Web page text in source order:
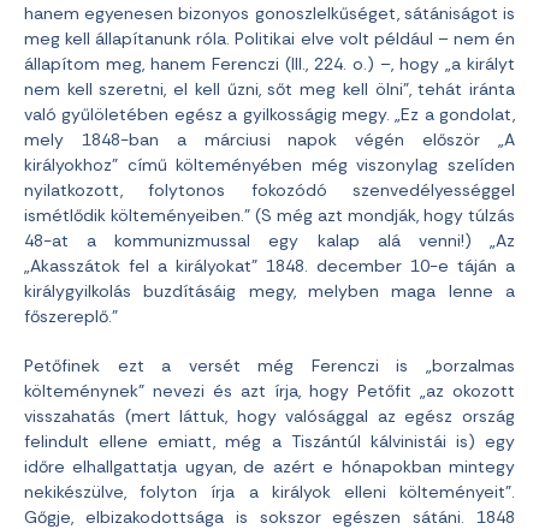
hanem egyenesen bizonyos gonoszlelkűséget, sátániságot is
meg kell állapítanunk róla. Politikai elve volt például – nem én
állapítom meg, hanem Ferenczi (III., 224. o.) –, hogy „a királyt
nem kell szeretni, el kell űzni, sőt meg kell ölni”, tehát iránta
való gyűlöletében egész a gyilkosságig megy. „Ez a gondolat,
mely 1848-ban a márciusi napok végén először „A
királyokhoz” című költeményében még viszonylag szelíden
nyilatkozott, folytonos fokozódó szenvedélyességgel
ismétlődik költeményeiben.” (S még azt mondják, hogy túlzás
48-at a kommunizmussal egy kalap alá venni!) „Az
„Akasszátok fel a királyokat” 1848. december 10-e táján a
királygyilkolás buzdításáig megy, melyben maga lenne a
főszereplő.”
Petőfinek ezt a versét még Ferenczi is „borzalmas
költeménynek” nevezi és azt írja, hogy Petőfit „az okozott
visszahatás (mert láttuk, hogy valósággal az egész ország
felindult ellene emiatt, még a Tiszántúl kálvinistái is) egy
időre elhallgattatja ugyan, de azért e hónapokban mintegy
nekikészülve, folyton írja a királyok elleni költeményeit”.
Gőgje, elbizakodottsága is sokszor egészen sátáni. 1848